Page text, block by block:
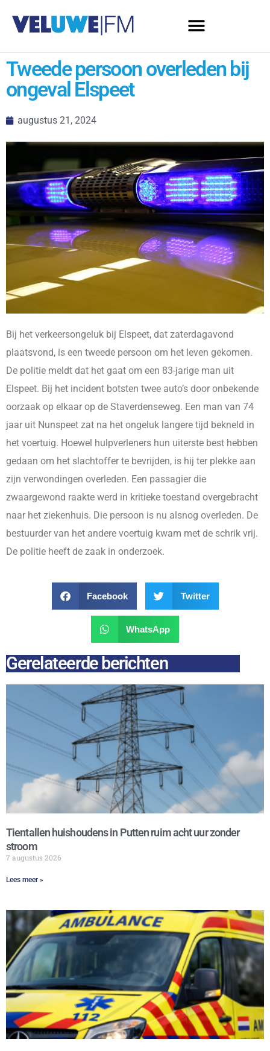
Tweede persoon overleden bij
ongeval Elspeet
augustus 21, 2024
Bij het verkeersongeluk bij Elspeet, dat zaterdagavond
plaatsvond, is een tweede persoon om het leven gekomen.
De politie meldt dat het gaat om een 83-jarige man uit
Elspeet. Bij het incident botsten twee auto’s door onbekende
oorzaak op elkaar op de Staverdenseweg. Een man van 74
jaar uit Nunspeet zat na het ongeluk langere tijd bekneld in
het voertuig. Hoewel hulpverleners hun uiterste best hebben
gedaan om het slachtoffer te bevrijden, is hij ter plekke aan
zijn verwondingen overleden. Een passagier die
zwaargewond raakte werd in kritieke toestand overgebracht
naar het ziekenhuis. Die persoon is nu alsnog overleden. De
bestuurder van het andere voertuig kwam met de schrik vrij.
De politie heeft de zaak in onderzoek.
Facebook Twitter
WhatsApp
Gerelateerde berichten
Tientallen huishoudens in Putten ruim acht uur zonder
stroom
7 augustus 2026
Lees meer »